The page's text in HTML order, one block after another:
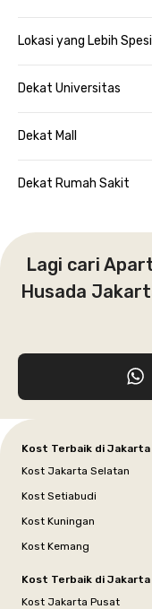
Lokasi yang Lebih
Dekat Universitas
Dekat Mall
Dekat Rumah Sakit
Lagi cari
Husada
Kost Terbaik di
Kost Jakarta Selatan
Kost Setiabudi
Kost Kuningan
Kost Kemang
Kost Terbaik di
Kost Jakarta Pusat